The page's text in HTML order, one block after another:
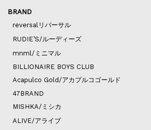
BRAND
reversalリバーサル
RUDIE’S/ルーディーズ
mnml/ミニマル
BILLIONAIRE BOYS CLUB
Acapulco Gold/アカプルコゴールド
47BRAND
MISHKA/ミシカ
ALIVE/アライブ